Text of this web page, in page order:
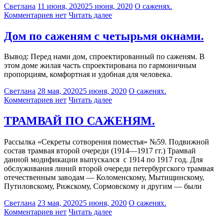
Светлана 11 июня, 202025 июня, 2020 О саженях.
Комментариев нет Читать далее
Дом по саженям с четырьмя окнами.
Вывод: Перед нами дом, спроектированный по саженям. В
этом доме жилая часть спроектирована по гармоничным
пропорциям, комфортная и удобная для человека.
Светлана 28 мая, 202025 июня, 2020 О саженях.
Комментариев нет Читать далее
ТРАМВАЙ ПО САЖЕНЯМ.
Рассылка «Секреты сотворения поместья» №59. Подвижной
состав трамвая второй очереди (1914—1917 гг.) Трамвай
данной модификации выпускался с 1914 по 1917 год. Для
обслуживания линий второй очереди петербургского трамвая
отечественным заводам — Коломенскому, Мытищинскому,
Путиловскому, Рижскому, Сормовскому и другим — были
Светлана 23 мая, 202025 июня, 2020 О саженях.
Комментариев нет Читать далее